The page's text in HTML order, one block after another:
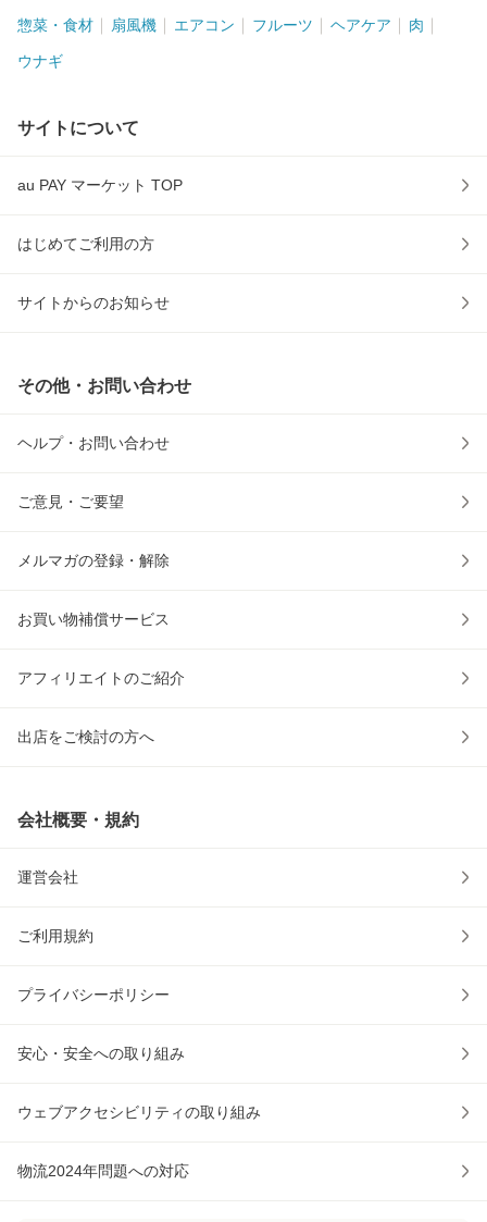
惣菜・食材 扇風機 エアコン フルーツ ヘアケア 肉
ウナギ
サイトについて
au PAY マーケット TOP
はじめてご利用の方
サイトからのお知らせ
その他・お問い合わせ
ヘルプ・お問い合わせ
ご意見・ご要望
メルマガの登録・解除
お買い物補償サービス
アフィリエイトのご紹介
出店をご検討の方へ
会社概要・規約
運営会社
ご利用規約
プライバシーポリシー
安心・安全への取り組み
ウェブアクセシビリティの取り組み
物流2024年問題への対応